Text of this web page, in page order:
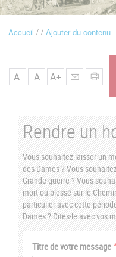
FilAccueil Ajouter du contenu
A- A A+
Rendre un
Vous souhaitez laisser un
des Dames ? Vous
Grande guerre ? Vous
mort ou blessé sur le
particulier avec cette
Dames ? Dîtes-le avec vos
Titre de votre message